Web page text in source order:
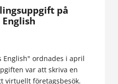
på
English" ordnades i april
var att skriva en
virtuellt företagsbesök.